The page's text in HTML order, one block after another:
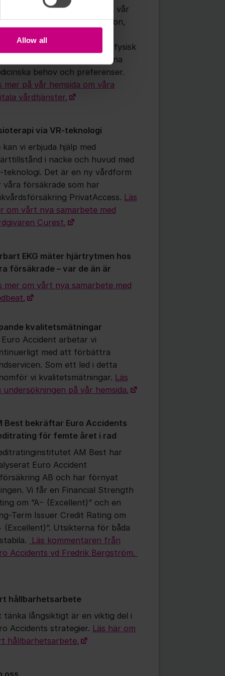
Allow all
som försäkrad söker vård via vår
eller kontaktar oss via telefon,
passar för digital eller fysisk
Vi guidar dig rätt utifrån dina
behov och preferenser.
mer på vår hemsida om våra
vårdtjänster.
via VR-teknologi
kan vi erbjuda hjälp med
i nacke och huvud med
teknologi. Det är en ny vårdform
våra försäkrade som har
PrivatAccess. Läs
om vårt nya samarbete med
Curest.
EKG mäter hjärtrytmen hos
försäkrade – var de än är
mer om vårt nya samarbete med
kvalitetsmätningar
Euro Accident arbetar vi
med att förbättra
Som ett led i detta
vi kvalitetsmätningar. Läs
undersökningen på vår hemsida.
Best bekräftar Euro Accidents
för femte året i rad
AM Best har
Euro Accident
AB och har förnyat
Vi får en Financial Strength
om ”A− (Excellent)” och en
Term Issuer Credit Rating om
(Excellent)”. Utsikterna för båda
Läs kommentaren från
Accidents vd Fredrik Bergström.
hållbarhetsarbete
tänka långsiktigt är en viktig del i
Accidents strategier. Läs här om
hållbarhetsarbete.